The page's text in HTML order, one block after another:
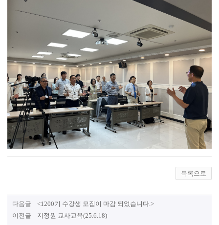
목록으로
다음글<1200기 수강생 모집이 마감 되었습니다.>
이전글 지정원 교사교육(25.6.18)